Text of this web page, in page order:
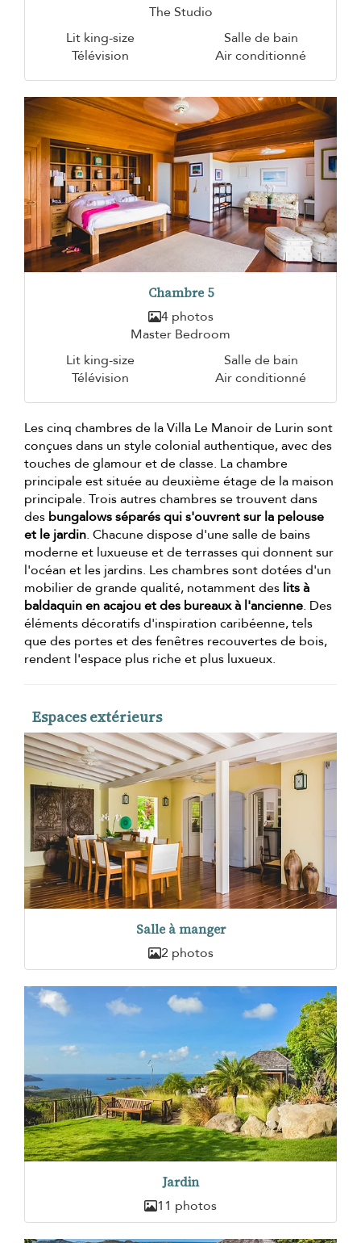
The Studio
Lit king-size
Salle de bain
Télévision
Air conditionné
Chambre 5
4 photos
Master Bedroom
Lit king-size
Salle de bain
Télévision
Air conditionné
Les cinq chambres de la Villa Le Manoir de Lurin sont
conçues dans un style colonial authentique, avec des
touches de glamour et de classe. La chambre
principale est située au deuxième étage de la maison
principale. Trois autres chambres se trouvent dans
des bungalows séparés qui s'ouvrent sur la pelouse
et le jardin. Chacune dispose d'une salle de bains
moderne et luxueuse et de terrasses qui donnent sur
l'océan et les jardins. Les chambres sont dotées d'un
mobilier de grande qualité, notamment des lits à
baldaquin en acajou et des bureaux à l'ancienne. Des
éléments décoratifs d'inspiration caribéenne, tels
que des portes et des fenêtres recouvertes de bois,
rendent l'espace plus riche et plus luxueux.
Espaces extérieurs
Salle à manger
2 photos
Jardin
11 photos